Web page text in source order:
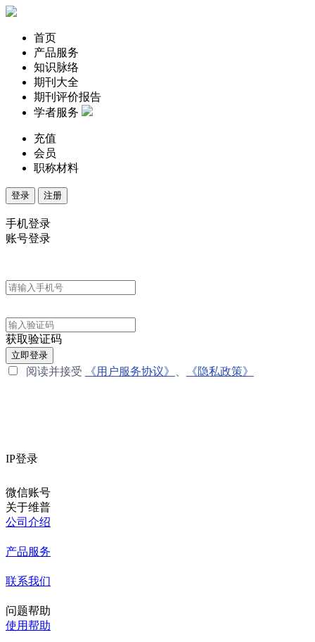
首页
产品服务
知识脉络
期刊大全
期刊评价报告
学者服务
充值
会员
职称材料
登录 注册
手机登录
账号登录
获取验证码
立即登录
阅读并接受 《用户服务协议》 《隐私政策》
IP登录
微信账号
关于维普
公司介绍
产品服务
联系我们
问题帮助
使用帮助